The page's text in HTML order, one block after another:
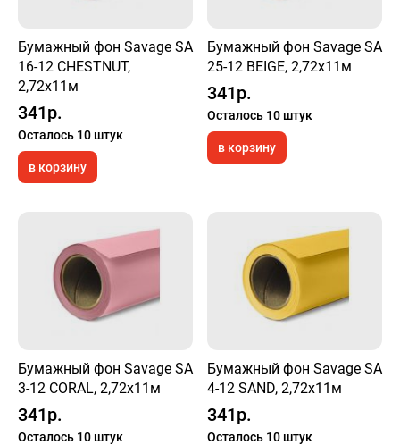
Бумажный фон Savage SA
16-12 CHESTNUT,
2,72х11м
341р.
Осталось 10 штук
в корзину
Бумажный фон Savage SA
25-12 BEIGE, 2,72х11м
341р.
Осталось 10 штук
в корзину
Бумажный фон Savage SA
3-12 CORAL, 2,72х11м
341р.
Осталось 10 штук
Бумажный фон Savage SA
4-12 SAND, 2,72х11м
341р.
Осталось 10 штук